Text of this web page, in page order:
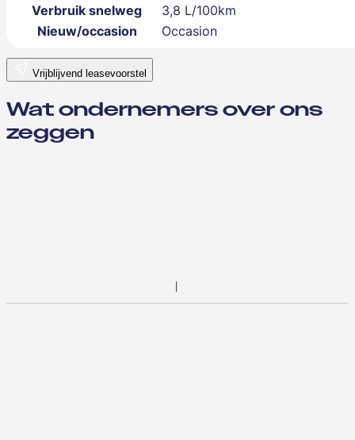
Verbruik snelweg
3,8 L/100km
Nieuw/occasion
Occasion
Vrijblijvend leasevoorstel
Wat ondernemers over ons
zeggen